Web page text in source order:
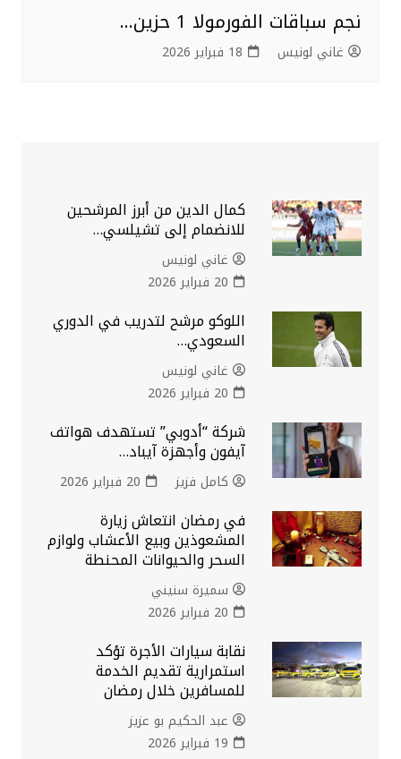
نجم سباقات الفورمولا 1 حزين…
غاني لونيس 18 فبراير 2026
كمال الدين من أبرز المرشحين
للانضمام إلى تشيلسي…
غاني لونيس
20 فبراير 2026
اللوكو مرشح لتدريب في الدوري
السعودي…
غاني لونيس
20 فبراير 2026
شركة “أدوبي” تستهدف هواتف
آيفون وأجهزة آيباد…
كامل فزيز 20 فبراير 2026
في رمضان انتعاش زيارة
المشعوذين وبيع الأعشاب ولوازم
السحر والحيوانات المحنطة
سميرة سنيني
20 فبراير 2026
نقابة سيارات الأجرة تؤكد
استمرارية تقديم الخدمة
للمسافرين خلال رمضان
عبد الحكيم بو عزيز
19 فبراير 2026